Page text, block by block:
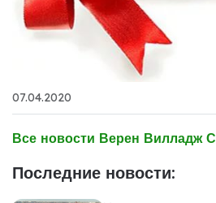
07.04.2020
Все новости Верен Вилладж
Последние новости: